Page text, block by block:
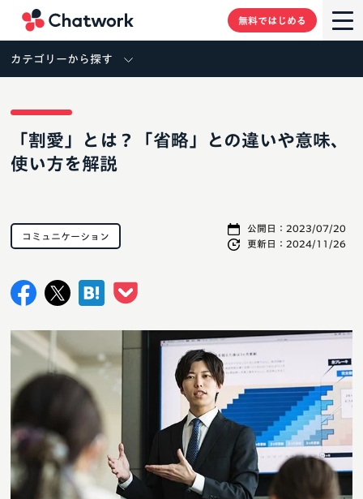
無料ではじめる
カテゴリーから探す
「割愛」とは？「省略」との違いや意味、
使い方を解説
公開日： 2023/07/20
更新日： 2024/11/26
コミュニケーション